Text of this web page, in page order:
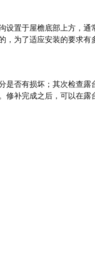
置于屋檐底部上方，
为了适应安装的要求
否有损坏；其次检查
补完成之后，可以在